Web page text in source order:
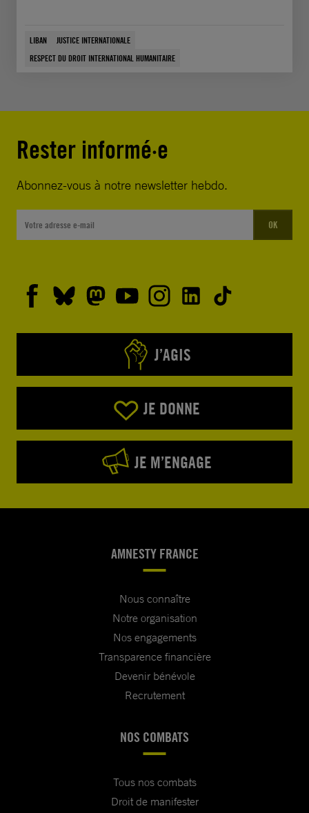
LIBAN
JUSTICE INTERNATIONALE
RESPECT DU DROIT INTERNATIONAL HUMANITAIRE
Rester informé·e
Abonnez-vous à notre newsletter hebdo.
OK
J’AGIS
JE DONNE
JE M’ENGAGE
AMNESTY FRANCE
Nous connaître
Notre organisation
Nos engagements
Transparence financière
Devenir bénévole
Recrutement
NOS COMBATS
Tous nos combats
Droit de manifester